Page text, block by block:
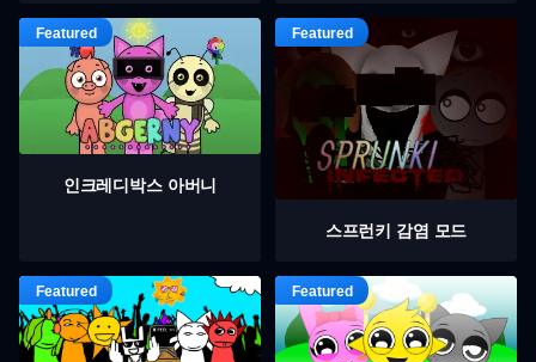
인크레디박스 아버니
스프런키 감염 모드